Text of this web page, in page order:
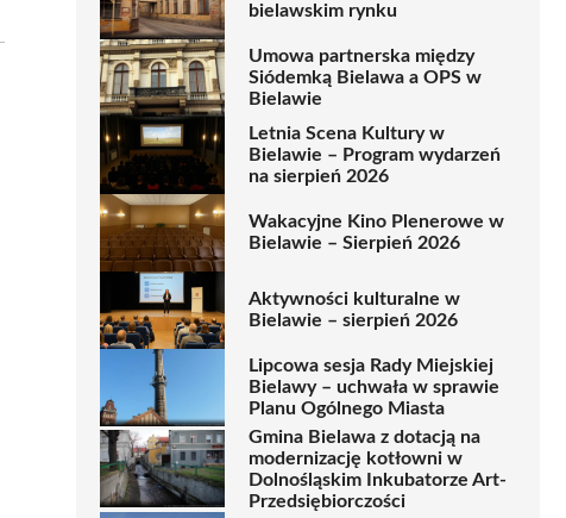
bielawskim rynku
Umowa partnerska między
Siódemką Bielawa a OPS w
Bielawie
Letnia Scena Kultury w
Bielawie – Program wydarzeń
na sierpień 2026
Wakacyjne Kino Plenerowe w
Bielawie – Sierpień 2026
Aktywności kulturalne w
Bielawie – sierpień 2026
Lipcowa sesja Rady Miejskiej
Bielawy – uchwała w sprawie
Planu Ogólnego Miasta
Gmina Bielawa z dotacją na
modernizację kotłowni w
Dolnośląskim Inkubatorze Art-
Przedsiębiorczości